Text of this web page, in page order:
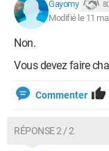
Gayomy
Modifié le 11
Non.
Vous devez faire
Commenter
RÉPONSE 2 / 2